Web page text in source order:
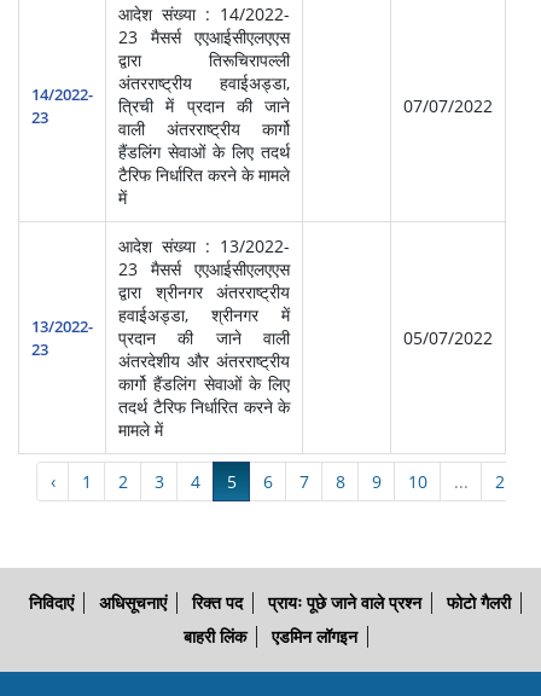
14/2022-
23
आदेश संख्या : 14/2022-
23 मैसर्स एएआईसीएलएएस
द्वारा तिरूचिरापल्ली
अंतरराष्ट्रीय हवाईअड्डा,
त्रिची में प्रदान की जाने
वाली अंतरराष्ट्रीय कार्गो
हैंडलिंग सेवाओं के लिए तदर्थ
टैरिफ निर्धारित करने के मामले
में
07/07/2022
13/2022-
23
आदेश संख्या : 13/2022-
23 मैसर्स एएआईसीएलएएस
द्वारा श्रीनगर अंतरराष्ट्रीय
हवाईअड्डा, श्रीनगर में
प्रदान की जाने वाली
अंतरदेशीय और अंतरराष्ट्रीय
कार्गो हैंडलिंग सेवाओं के लिए
तदर्थ टैरिफ निर्धारित करने के
मामले में
05/07/2022
‹ 1 2 3 4 5 6 7 8 9 10 ... 21
निविदाएं अधिसूचनाएं रिक्त पद प्रायः पूछे जाने वाले प्रश्न
फोटो गैलरी
बाहरी लिंक
एडमिन लॉगइन